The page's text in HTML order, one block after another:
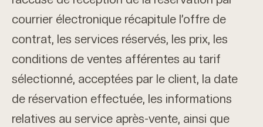
courrier électronique récapitule l’offre de
contrat, les services réservés, les prix, les
conditions de ventes afférentes au tarif
sélectionné, acceptées par le client, la date
de réservation effectuée, les informations
relatives au service après-vente, ainsi que